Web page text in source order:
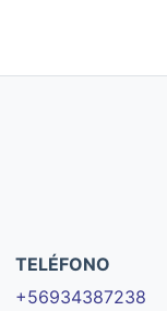
TELÉFONO
+56934387238